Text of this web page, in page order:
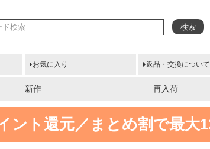
検索
お気に入り 返品・交換について
新作 再入荷
ント還元／まとめ割で最大